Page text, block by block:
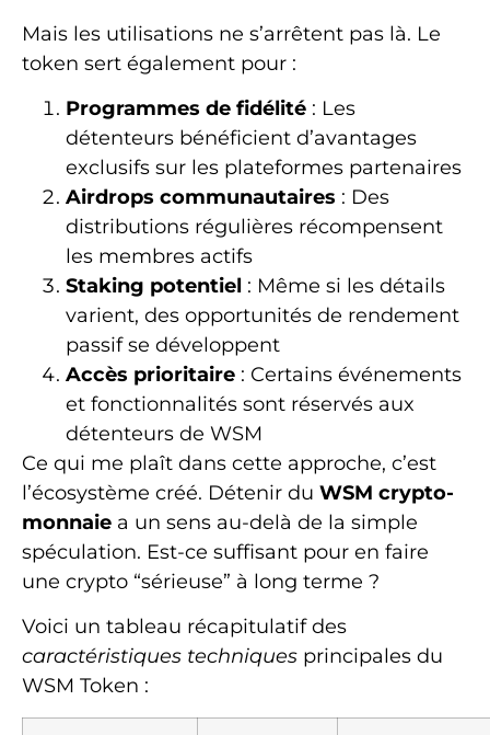
Mais les utilisations ne s’arrêtent pas là. Le
token sert également pour :
Programmes de fidélité : Les
détenteurs bénéficient d’avantages
exclusifs sur les plateformes partenaires
Airdrops communautaires : Des
distributions régulières récompensent
les membres actifs
Staking potentiel : Même si les détails
varient, des opportunités de rendement
passif se développent
Accès prioritaire : Certains événements
et fonctionnalités sont réservés aux
détenteurs de WSM
Ce qui me plaît dans cette approche, c’est
l’écosystème créé. Détenir du WSM crypto-
monnaie a un sens au-delà de la simple
spéculation. Est-ce suffisant pour en faire
une crypto “sérieuse” à long terme ?
Voici un tableau récapitulatif des
caractéristiques techniques principales du
WSM Token :